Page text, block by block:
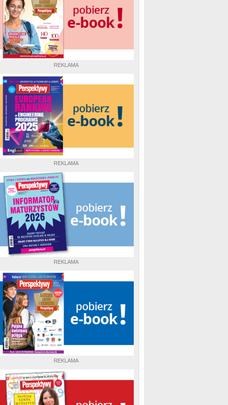
REKLAMA
REKLAMA
REKLAMA
REKLAMA